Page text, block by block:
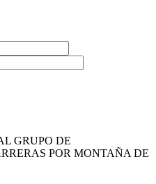
GRUPO DE
POR MONTAÑA DE